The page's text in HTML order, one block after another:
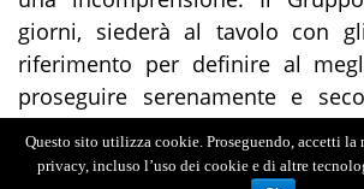
giorni, siederà al tavolo con
riferimento per definire al
proseguire serenamente e
per il bene della Vara e della città
Questo sito utilizza cookie. Proseguendo, accetti la
privacy, incluso l’uso dei cookie e di altre